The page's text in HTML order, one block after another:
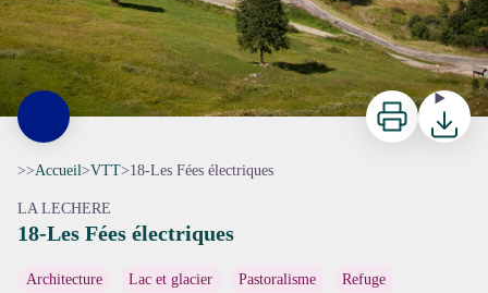
Imprimer
>>Accueil>VTT>18-Les Fées électriques
LA LECHERE
18-Les Fées électriques
Architecture Lac et glacier Pastoralisme Refuge